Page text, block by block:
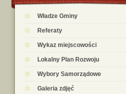
Władze Gminy
Referaty
Wykaz miejscowości
Lokalny Plan Rozwoju
Wybory Samorządowe
Galeria zdjęć